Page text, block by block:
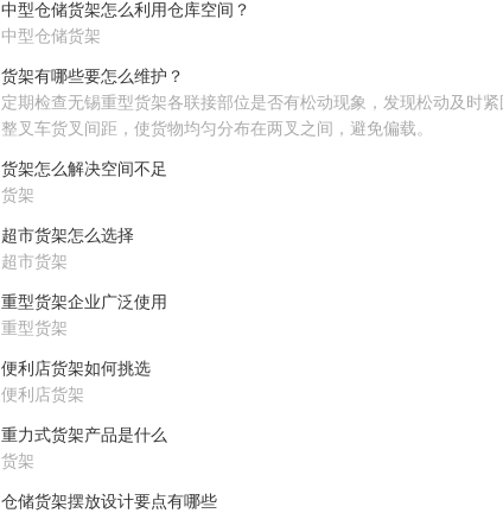
中型仓储货架怎么利用仓库空间？
中型仓储货架
货架有哪些要怎么维护？
定期检查无锡重型货架各联接部位是否有松动现象，发现松动及时
整叉车货叉间距，使货物均匀分布在两叉之间，避免偏载。
货架怎么解决空间不足
货架
超市货架怎么选择
超市货架
重型货架企业广泛使用
重型货架
便利店货架如何挑选
便利店货架
重力式货架产品是什么
货架
仓储货架摆放设计要点有哪些